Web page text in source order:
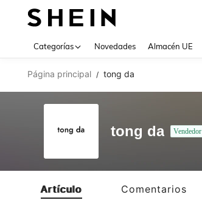
Categorías Novedades Almacén UE
Página principal / tong da
tong da Vendedor
Artículo Comentarios